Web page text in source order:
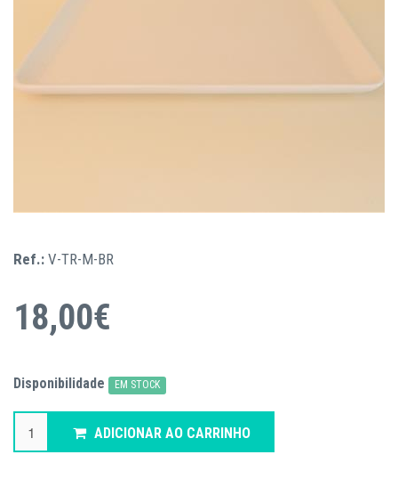
Ref.: V-TR-M-BR
18,00€
Disponibilidade EM STOCK
ADICIONAR AO CARRINHO